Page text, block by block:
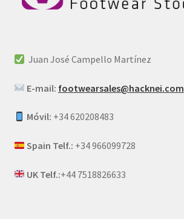
Juan José Campello Martínez
E-mail: footwearsales@hacknei.com
Móvil: +34 620208483
Spain Telf.: +34 966099728
UK Telf.:+44 7518826633